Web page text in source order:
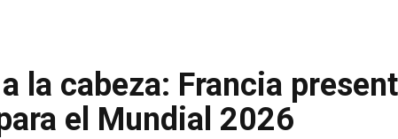
la cabeza: Francia
el Mundial 2026